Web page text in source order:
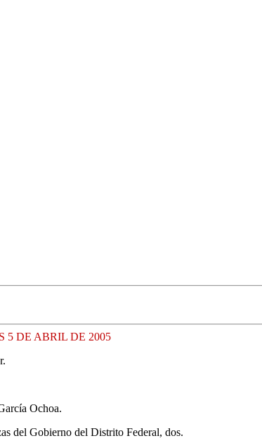
5 DE ABRIL DE 2005
Ochoa.
del Gobierno del Distrito Federal, dos.